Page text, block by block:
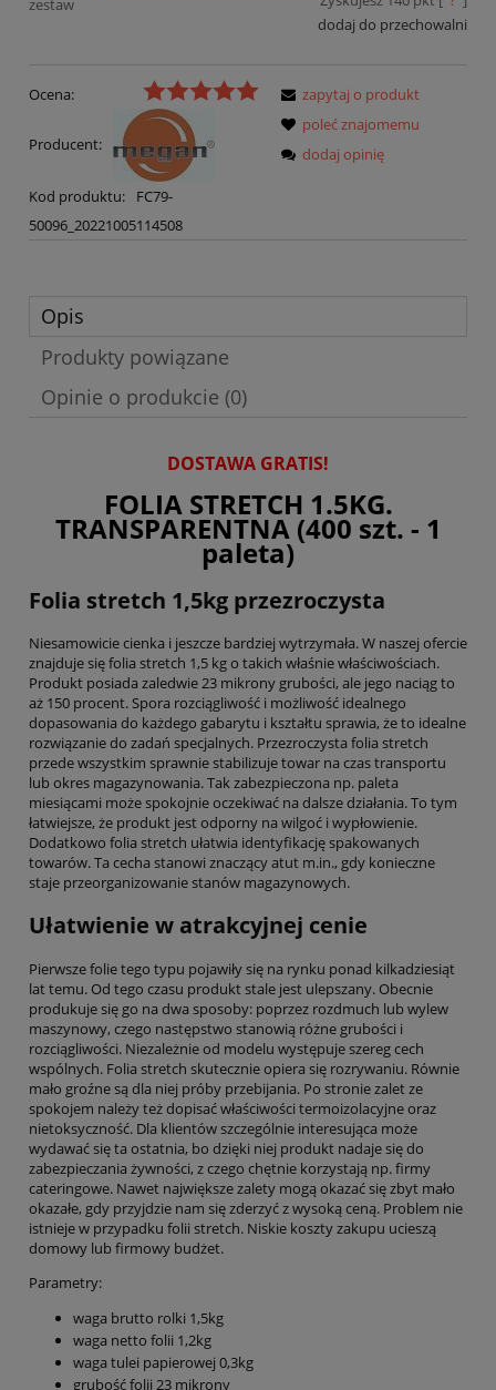
zestaw
dodaj do przechowalni
Ocena:
Producent:
Kod produktu:
FC79-
50096_20221005114508
zapytaj o produkt
poleć znajomemu
dodaj opinię
Opis
Produkty powiązane
Opinie o produkcie (0)
DOSTAWA GRATIS!
FOLIA STRETCH 1.5KG.
TRANSPARENTNA (400 szt. - 1
paleta)
Folia stretch 1,5kg przezroczysta
Niesamowicie cienka i jeszcze bardziej wytrzymała. W naszej ofercie
znajduje się folia stretch 1,5 kg o takich właśnie właściwościach.
Produkt posiada zaledwie 23 mikrony grubości, ale jego naciąg to
aż 150 procent. Spora rozciągliwość i możliwość idealnego
dopasowania do każdego gabarytu i kształtu sprawia, że to idealne
rozwiązanie do zadań specjalnych. Przezroczysta folia stretch
przede wszystkim sprawnie stabilizuje towar na czas transportu
lub okres magazynowania. Tak zabezpieczona np. paleta
miesiącami może spokojnie oczekiwać na dalsze działania. To tym
łatwiejsze, że produkt jest odporny na wilgoć i wypłowienie.
Dodatkowo folia stretch ułatwia identyfikację spakowanych
towarów. Ta cecha stanowi znaczący atut m.in., gdy konieczne
staje przeorganizowanie stanów magazynowych.
Ułatwienie w atrakcyjnej cenie
Pierwsze folie tego typu pojawiły się na rynku ponad kilkadziesiąt
lat temu. Od tego czasu produkt stale jest ulepszany. Obecnie
produkuje się go na dwa sposoby: poprzez rozdmuch lub wylew
maszynowy, czego następstwo stanowią różne grubości i
rozciągliwości. Niezależnie od modelu występuje szereg cech
wspólnych. Folia stretch skutecznie opiera się rozrywaniu. Równie
mało groźne są dla niej próby przebijania. Po stronie zalet ze
spokojem należy też dopisać właściwości termoizolacyjne oraz
nietoksyczność. Dla klientów szczególnie interesująca może
wydawać się ta ostatnia, bo dzięki niej produkt nadaje się do
zabezpieczania żywności, z czego chętnie korzystają np. firmy
cateringowe. Nawet największe zalety mogą okazać się zbyt mało
okazałe, gdy przyjdzie nam się zderzyć z wysoką ceną. Problem nie
istnieje w przypadku folii stretch. Niskie koszty zakupu ucieszą
domowy lub firmowy budżet.
Parametry:
waga brutto rolki 1,5kg
waga netto folii 1,2kg
waga tulei papierowej 0,3kg
grubość folii 23 mikrony